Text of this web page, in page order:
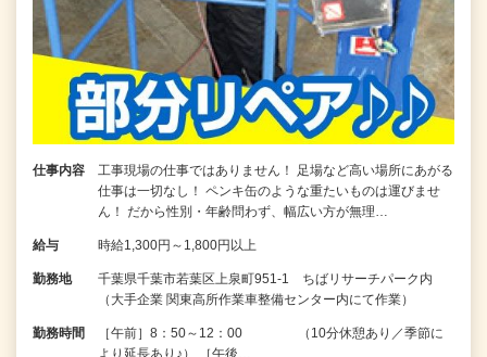
仕事内容
工事現場の仕事ではありません！ 足場など高い場所にあがる
仕事は一切なし！ ペンキ缶のような重たいものは運びませ
ん！ だから性別・年齢問わず、幅広い方が無理…
給与 時給1,300円～1,800円以上
勤務地
千葉県千葉市若葉区上泉町951-1 ちばリサーチパーク内
（大手企業 関東高所作業車整備センター内にて作業）
勤務時間
［午前］8：50～12：00 （10分休憩あり／季節に
より延長あり♪） ［午後…